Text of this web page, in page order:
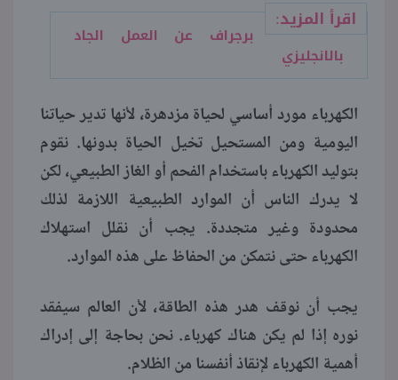
اقرأ المزيد:
برجراف عن العمل الجاد
بالانجليزي
الكهرباء مورد أساسي لحياة مزدهرة، لأنها تدير حياتنا
اليومية ومن المستحيل تخيل الحياة بدونها. نقوم
بتوليد الكهرباء باستخدام الفحم أو الغاز الطبيعي، لكن
لا يدرك الناس أن الموارد الطبيعية اللازمة لذلك
محدودة وغير متجددة. يجب أن نقلل استهلاك
الكهرباء حتى نتمكن من الحفاظ على هذه الموارد.
يجب أن نوقف هدر هذه الطاقة، لأن العالم سيفقد
نوره إذا لم يكن هناك كهرباء. نحن بحاجة إلى إدراك
أهمية الكهرباء لإنقاذ أنفسنا من الظلام.